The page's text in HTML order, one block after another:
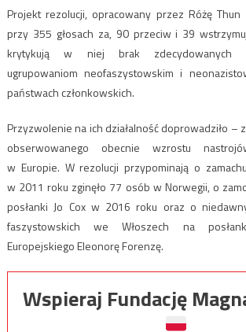
Projekt rezolucji, opracowany przez Różę Thun
przy 355 głosach za, 90 przeciw i 39
krytykują w niej brak zdecydowanych
ugrupowaniom neofaszystowskim i
państwach członkowskich.
Przyzwolenie na ich działalność doprowadziło –
obserwowanego obecnie wzrostu
w Europie. W rezolucji przypominają o
w 2011 roku zginęło 77 osób w Norwegii, o
posłanki Jo Cox w 2016 roku oraz o
faszystowskich we Włoszech na
Europejskiego Eleonorę Forenzę.
Wspieraj Fundację